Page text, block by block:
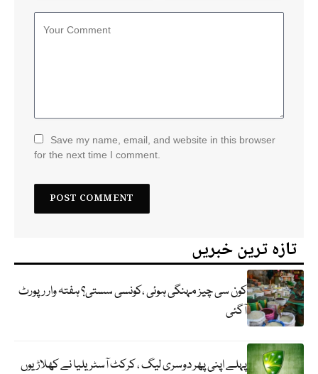
Save my name, email, and website in this browser
for the next time I comment.
تازہ ترین خبریں
کون سی چیز مہنگی ہوئی ،کونسی سستی؟ ہفتہ وار رپورٹ
آگئی
پہلے اپنی پھر دوسری لیگ ، کرکٹ آسٹریلیا نے کھلاڑیوں